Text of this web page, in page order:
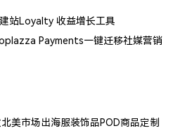
站Loyalty 收益增长工具
Payments一键迁移社媒营销
北美市场出海服装饰品POD商品定制